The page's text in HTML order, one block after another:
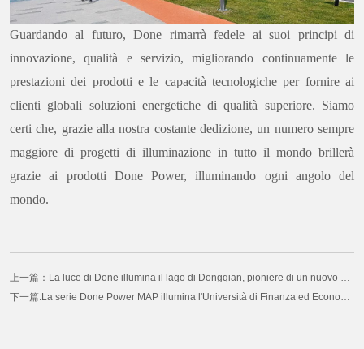
Guardando al futuro, Done rimarrà fedele ai suoi principi di
innovazione, qualità e servizio, migliorando continuamente le
prestazioni dei prodotti e le capacità tecnologiche per fornire ai
clienti globali soluzioni energetiche di qualità superiore. Siamo
certi che, grazie alla nostra costante dedizione, un numero sempre
maggiore di progetti di illuminazione in tutto il mondo brillerà
grazie ai prodotti Done Power, illuminando ogni angolo del
mondo.
上一篇：La luce di Done illumina il lago di Dongqian, pioniere di un nuovo punto di riferimento per l'illuminazione intelligente
下一篇:La serie Done Power MAP illumina l'Università di Finanza ed Economia di Ningbo, costruendo un campus verde e intelligente